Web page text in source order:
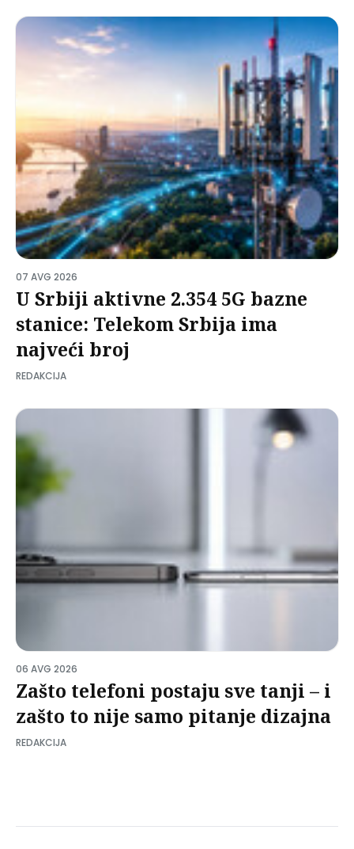
07 AVG 2026
U Srbiji aktivne 2.354 5G bazne
stanice: Telekom Srbija ima
najveći broj
REDAKCIJA
06 AVG 2026
Zašto telefoni postaju sve tanji – i
zašto to nije samo pitanje dizajna
REDAKCIJA